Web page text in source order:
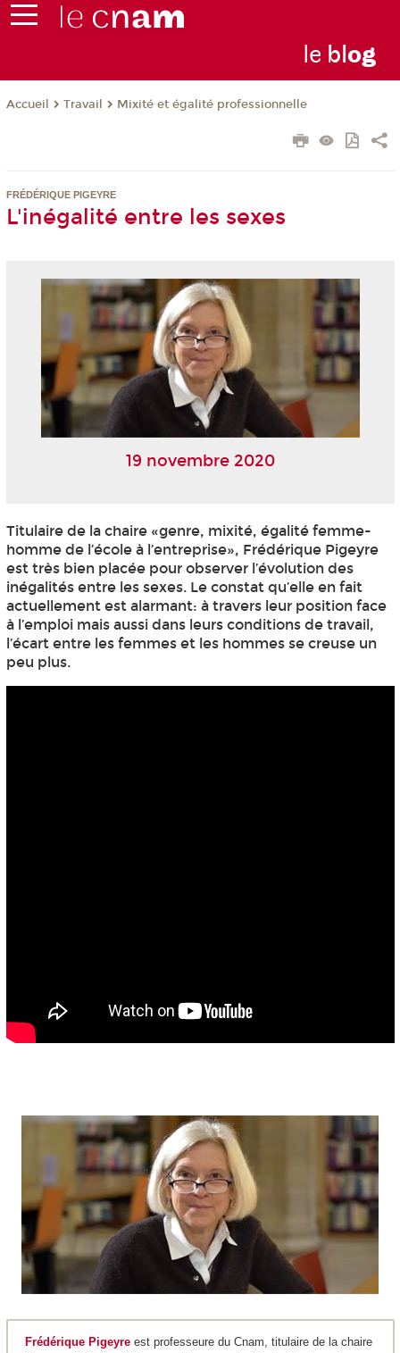
le blog
Accueil Travail Mixité et égalité professionnelle
FRÉDÉRIQUE PIGEYRE
L'inégalité entre les sexes
19 novembre 2020
Titulaire de la chaire «genre, mixité, égalité femme-
homme de l’école à l’entreprise», Frédérique Pigeyre
est très bien placée pour observer l’évolution des
inégalités entre les sexes. Le constat qu’elle en fait
actuellement est alarmant: à travers leur position face
à l’emploi mais aussi dans leurs conditions de travail,
l’écart entre les femmes et les hommes se creuse un
peu plus.
Frédérique Pigeyreest professeure du Cnam, titulaire de la chaire